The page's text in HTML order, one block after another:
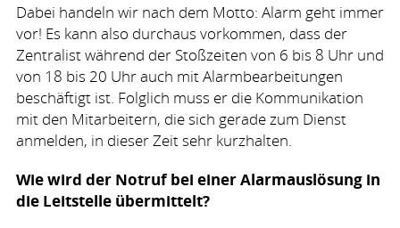
Dabei handeln wir nach dem Motto: Alarm geht immer
vor! Es kann also durchaus vorkommen, dass der
Zentralist während der Stoßzeiten von 6 bis 8 Uhr und
von 18 bis 20 Uhr auch mit Alarmbearbeitungen
beschäftigt ist. Folglich muss er die Kommunikation
mit den Mitarbeitern, die sich gerade zum Dienst
anmelden, in dieser Zeit sehr kurzhalten.
Wie wird der Notruf bei einer Alarmauslösung in
die Leitstelle übermittelt?